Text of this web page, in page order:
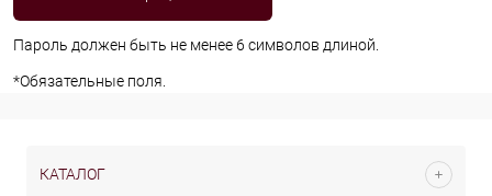
Пароль должен быть не менее 6 символов длиной.
*Обязательные поля.
КАТАЛОГ